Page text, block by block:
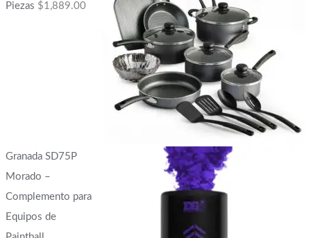
Piezas $1,889.00
Granada SD75P
Morado –
Complemento para
Equipos de